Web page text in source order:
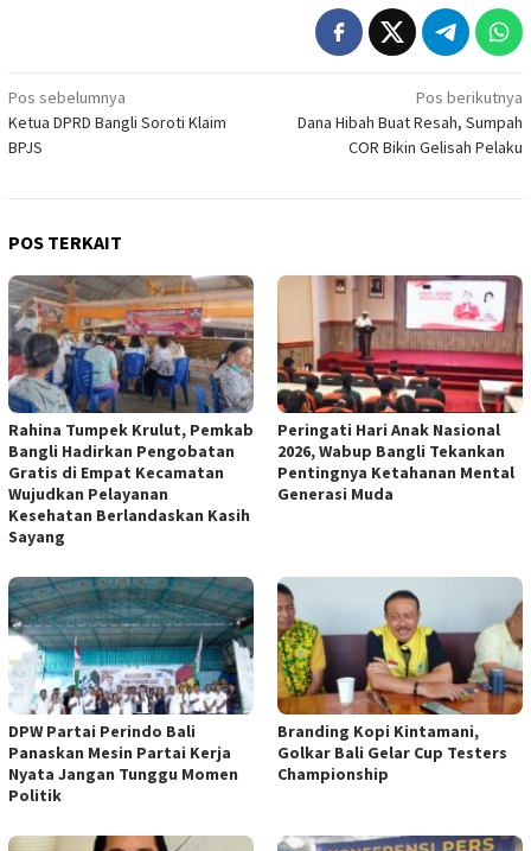
Navigasi
pos
Pos sebelumnya
Ketua DPRD Bangli Soroti Klaim
BPJS
Pos berikutnya
Dana Hibah Buat Resah, Sumpah
COR Bikin Gelisah Pelaku
POS TERKAIT
Rahina Tumpek Krulut, Pemkab
Bangli Hadirkan Pengobatan
Gratis di Empat Kecamatan
Wujudkan Pelayanan
Kesehatan Berlandaskan Kasih
Sayang
Peringati Hari Anak Nasional
2026, Wabup Bangli Tekankan
Pentingnya Ketahanan Mental
Generasi Muda
DPW Partai Perindo Bali
Panaskan Mesin Partai Kerja
Nyata Jangan Tunggu Momen
Politik
Branding Kopi Kintamani,
Golkar Bali Gelar Cup Testers
Championship